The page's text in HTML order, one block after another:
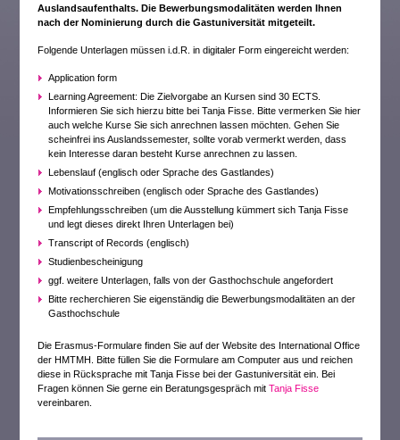
Auslandsaufenthalts. Die Bewerbungsmodalitäten werden Ihnen
nach der Nominierung durch die Gastuniversität mitgeteilt.
Folgende Unterlagen müssen i.d.R. in digitaler Form eingereicht werden:
Application form
Learning Agreement: Die Zielvorgabe an Kursen sind 30 ECTS.
Informieren Sie sich hierzu bitte bei Tanja Fisse. Bitte vermerken Sie hier
auch welche Kurse Sie sich anrechnen lassen möchten. Gehen Sie
scheinfrei ins Auslandssemester, sollte vorab vermerkt werden, dass
kein Interesse daran besteht Kurse anrechnen zu lassen.
Lebenslauf (englisch oder Sprache des Gastlandes)
Motivationsschreiben (englisch oder Sprache des Gastlandes)
Empfehlungsschreiben (um die Ausstellung kümmert sich Tanja Fisse
und legt dieses direkt Ihren Unterlagen bei)
Transcript of Records (englisch)
Studienbescheinigung
ggf. weitere Unterlagen, falls von der Gasthochschule angefordert
Bitte recherchieren Sie eigenständig die Bewerbungsmodalitäten an der
Gasthochschule
Die Erasmus-Formulare finden Sie auf der Website des International Office
der HMTMH. Bitte füllen Sie die Formulare am Computer aus und reichen
diese in Rücksprache mit Tanja Fisse bei der Gastuniversität ein. Bei
Fragen können Sie gerne ein Beratungsgespräch mitTanja Fisse
vereinbaren.